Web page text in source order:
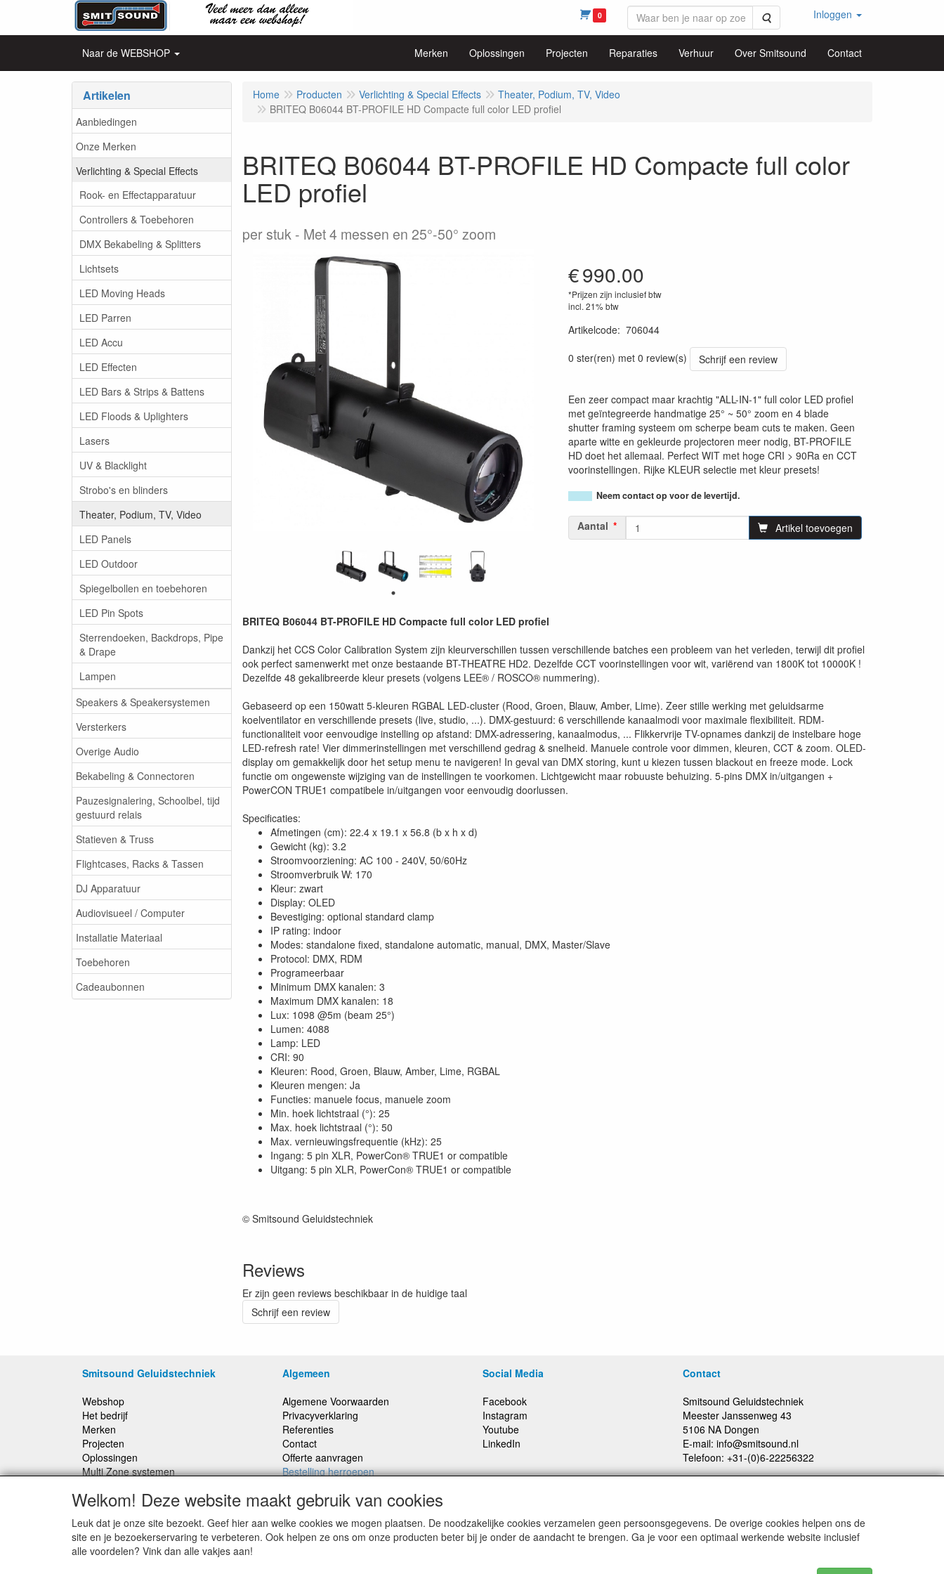
0 Zoeken Inloggen
Naar de WEBSHOP Merken Oplossingen Projecten Reparaties Verhuur Over Smitsound Contact
Artikelen
Aanbiedingen
Onze Merken
Verlichting & Special Effects
Rook- en Effectapparatuur
Controllers & Toebehoren
DMX Bekabeling & Splitters
Lichtsets
LED Moving Heads
LED Parren
LED Accu
LED Effecten
LED Bars & Strips & Battens
LED Floods & Uplighters
Lasers
UV & Blacklight
Strobo's en blinders
Theater, Podium, TV, Video
LED Panels
LED Outdoor
Spiegelbollen en toebehoren
LED Pin Spots
Sterrendoeken, Backdrops, Pipe
& Drape
Lampen
Speakers & Speakersystemen
Versterkers
Overige Audio
Bekabeling & Connectoren
Pauzesignalering, Schoolbel, tijd
gestuurd relais
Statieven & Truss
Flightcases, Racks & Tassen
DJ Apparatuur
Audiovisueel / Computer
Installatie Materiaal
Toebehoren
Cadeaubonnen
Home Producten Verlichting & Special Effects
Theater, Podium, TV, Video
BRITEQ B06044 BT-PROFILE HD Compacte full color LED profiel
BRITEQ B06044 BT-PROFILE HD Compacte full color
LED profiel
per stuk Met 4 messen en 25°-50° zoom
€990.00
*Prijzen zijn inclusief btw
incl. 21% btw
Artikelcode: 706044
0 ster(ren) met 0 review(s)
Schrijf een review
Een zeer compact maar krachtig "ALL-IN-1" full color LED profiel
met geïntegreerde handmatige 25° ~ 50° zoom en 4 blade
shutter framing systeem om scherpe beam cuts te maken. Geen
aparte witte en gekleurde projectoren meer nodig, BT-PROFILE
HD doet het allemaal. Perfect WIT met hoge CRI > 90Ra en CCT
voorinstellingen. Rijke KLEUR selectie met kleur presets!
Neem contact op voor de levertijd.
Aantal Artikel toevoegen
BRITEQ B06044 BT-PROFILE HD Compacte full color LED profiel
Dankzij het CCS Color Calibration System zijn kleurverschillen tussen verschillende batches een probleem van het verleden, terwijl dit profiel
ook perfect samenwerkt met onze bestaande BT-THEATRE HD2. Dezelfde CCT voorinstellingen voor wit, variërend van 1800K tot 10000K !
Dezelfde 48 gekalibreerde kleur presets (volgens LEE® / ROSCO® nummering).
Gebaseerd op een 150watt 5-kleuren RGBAL LED-cluster (Rood, Groen, Blauw, Amber, Lime). Zeer stille werking met geluidsarme
koelventilator en verschillende presets (live, studio, ...). DMX-gestuurd: 6 verschillende kanaalmodi voor maximale flexibiliteit. RDM-
functionaliteit voor eenvoudige instelling op afstand: DMX-adressering, kanaalmodus, ... Flikkervrije TV-opnames dankzij de instelbare hoge
LED-refresh rate! Vier dimmerinstellingen met verschillend gedrag & snelheid. Manuele controle voor dimmen, kleuren, CCT & zoom. OLED-
display om gemakkelijk door het setup menu te navigeren! In geval van DMX storing, kunt u kiezen tussen blackout en freeze mode. Lock
functie om ongewenste wijziging van de instellingen te voorkomen. Lichtgewicht maar robuuste behuizing. 5-pins DMX in/uitgangen +
PowerCON TRUE1 compatibele in/uitgangen voor eenvoudig doorlussen.
Specificaties:
Afmetingen (cm): 22.4 x 19.1 x 56.8 (b x h x d)
Gewicht (kg): 3.2
Stroomvoorziening: AC 100 - 240V, 50/60Hz
Stroomverbruik W: 170
Kleur: zwart
Display: OLED
Bevestiging: optional standard clamp
IP rating: indoor
Modes: standalone fixed, standalone automatic, manual, DMX, Master/Slave
Protocol: DMX, RDM
Programeerbaar
Minimum DMX kanalen: 3
Maximum DMX kanalen: 18
Lux: 1098 @5m (beam 25°)
Lumen: 4088
Lamp: LED
CRI: 90
Kleuren: Rood, Groen, Blauw, Amber, Lime, RGBAL
Kleuren mengen: Ja
Functies: manuele focus, manuele zoom
Min. hoek lichtstraal (°): 25
Max. hoek lichtstraal (°): 50
Max. vernieuwingsfrequentie (kHz): 25
Ingang: 5 pin XLR, PowerCon® TRUE1 or compatible
Uitgang: 5 pin XLR, PowerCon® TRUE1 or compatible
© Smitsound Geluidstechniek
Reviews
Er zijn geen reviews beschikbaar in de huidige taal
Schrijf een review
Smitsound Geluidstechniek
Webshop
Het bedrijf
Merken
Projecten
Oplossingen
Multi Zone systemen
Onderhoud en Reparaties
Algemeen
Algemene Voorwaarden
Privacyverklaring
Referenties
Contact
Offerte aanvragen
Bestelling herroepen
Social Media
Facebook
Instagram
Youtube
LinkedIn
Contact
Smitsound Geluidstechniek
Meester Janssenweg 43
5106 NA Dongen
E-mail: info@smitsound.nl
Telefoon: +31-(0)6-22256322
Bestellingen binnen Nederland, ongeacht gewicht,
verstuurd voor € 6,95
Prijzen inclusief 21% BTW, tenzij anders vermeldt Prijswijzigingen en typefouten voorbehouden
Welkom! Deze website maakt gebruik van cookies
Leuk dat je onze site bezoekt. Geef hier aan welke cookies we mogen plaatsen. De noodzakelijke cookies verzamelen geen persoonsgegevens. De overige cookies helpen ons de
site en je bezoekerservaring te verbeteren. Ook helpen ze ons om onze producten beter bij je onder de aandacht te brengen. Ga je voor een optimaal werkende website inclusief
alle voordelen? Vink dan alle vakjes aan!